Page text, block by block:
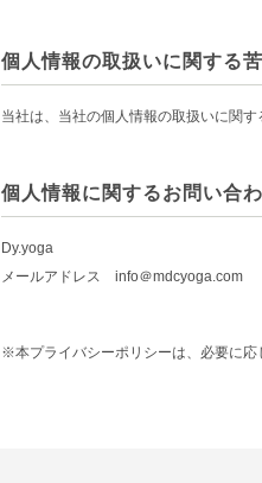
個人情報の取扱いに関する
当社は、当社の個人情報の取扱いに関
個人情報に関するお問い合
Dy.yoga
メールアドレス info＠mdcyoga.com
※本プライバシーポリシーは、必要に応